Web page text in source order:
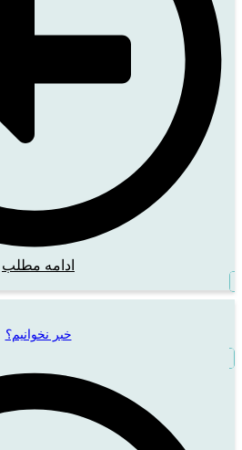
ادامه مطلب
خبر نخوانیم؟